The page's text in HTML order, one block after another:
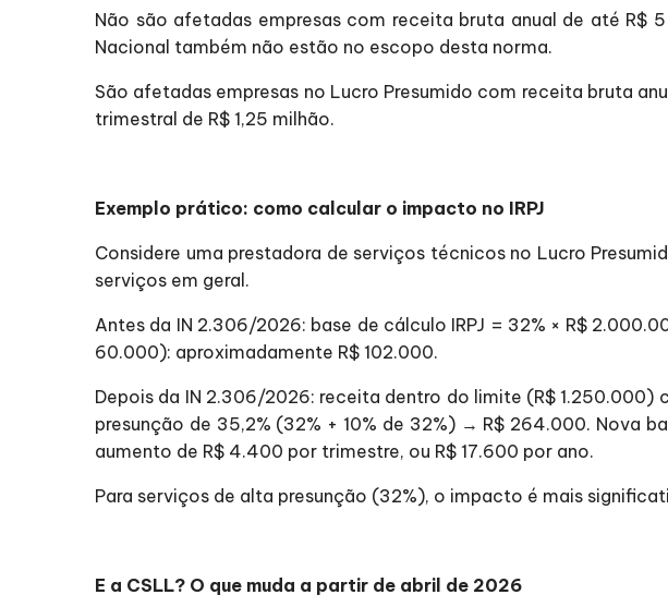
Não são afetadas empresas com receita bruta anual de até
Nacional também não estão no escopo desta norma.
São afetadas empresas no Lucro Presumido com receita bruta
trimestral de R$ 1,25 milhão.
Exemplo prático: como calcular o impacto no IRPJ
Considere uma prestadora de serviços técnicos no Lucro
serviços em geral.
Antes da IN 2.306/2026: base de cálculo IRPJ = 32% × R$
60.000): aproximadamente R$ 102.000.
Depois da IN 2.306/2026: receita dentro do limite (R$
presunção de 35,2% (32% + 10% de 32%) → R$ 264.000. Nova
aumento de R$ 4.400 por trimestre, ou R$ 17.600 por ano.
Para serviços de alta presunção (32%), o impacto é mais
E a CSLL? O que muda a partir de abril de 2026